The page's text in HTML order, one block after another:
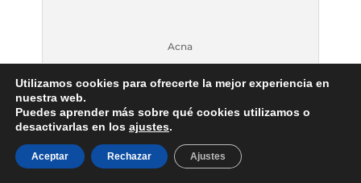
Acna
6.- Algunos consejos sobre los
aludes
Tal y como te lo pintamos, mejor no
Utilizamos cookies para ofrecerte la mejor experiencia en
nuestra web.
Puedes aprender más sobre qué cookies utilizamos o
desactivarlas en los ajustes.
Aceptar Rechazar Ajustes